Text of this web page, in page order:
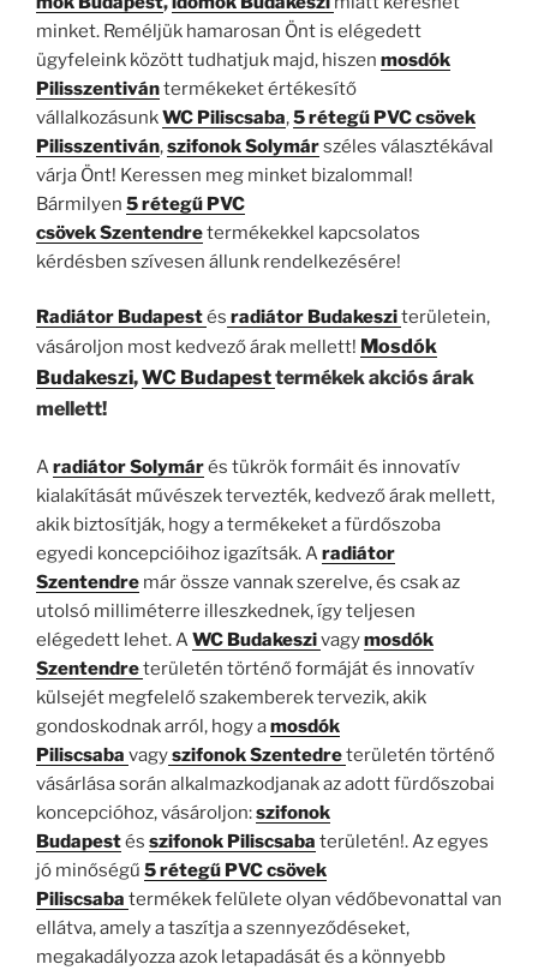
minket. Reméljük hamarosan Önt is elégedett
ügyfeleink között tudhatjuk majd, hiszen mosdók
Pilisszentivántermékeket értékesítő
vállalkozásunkWC Piliscsaba,5 rétegű PVC csövek
Pilisszentiván,szifonokSolymárszéles választékával
várja Önt! Keressen meg minket bizalommal!
Bármilyen 5 rétegű PVC
csövekSzentendretermékekkel kapcsolatos
kérdésben szívesen állunk rendelkezésére!
Radiátor Budapestés radiátor Budakesziterületein,
vásároljon most kedvező árak mellett! Mosdók
Budakeszi,WC Budapesttermékek akciós árak
mellett!
Aradiátor Solymárés tükrök formáit és innovatív
kialakítását művészek tervezték, kedvező árak mellett,
akik biztosítják, hogy a termékeket a fürdőszoba
egyedi koncepcióihoz igazítsák. Aradiátor
Szentendre már össze vannak szerelve, és csak az
utolsó milliméterre illeszkednek, így teljesen
elégedett lehet. AWC Budakeszivagymosdók
Szentendreterületén történő formáját és innovatív
külsejét megfelelő szakemberek tervezik, akik
gondoskodnak arról, hogy amosdók
Piliscsaba vagyszifonok Szentedreterületén történő
vásárlása során alkalmazkodjanak az adott fürdőszobai
koncepcióhoz, vásároljon:szifonok
Budapestés szifonok Piliscsaba területén!. Az egyes
jó minőségű 5 rétegű PVC csövek
Piliscsaba termékek felülete olyan védőbevonattal van
ellátva, amely a taszítja a szennyeződéseket,
megakadályozza azok letapadását és a könnyebb